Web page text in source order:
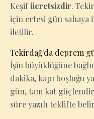
Keşifücretsizdir.
için ertesi gün sahaya
iletilir.
Tekirdağ'da deprem
İşin büyüklüğüne
dakika, kapı boşluğu
gün, tam kat
süre yazılı teklifte